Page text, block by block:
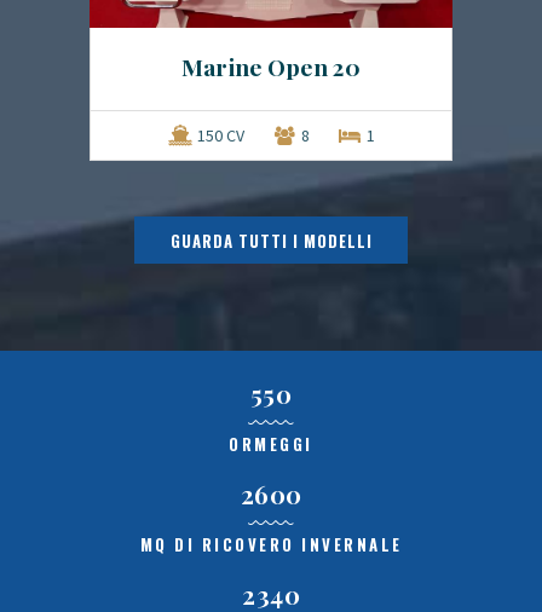
Marine Open 20
150 CV 8 1
GUARDA TUTTI I MODELLI
550
ORMEGGI
2600
MQ DI RICOVERO INVERNALE
2340